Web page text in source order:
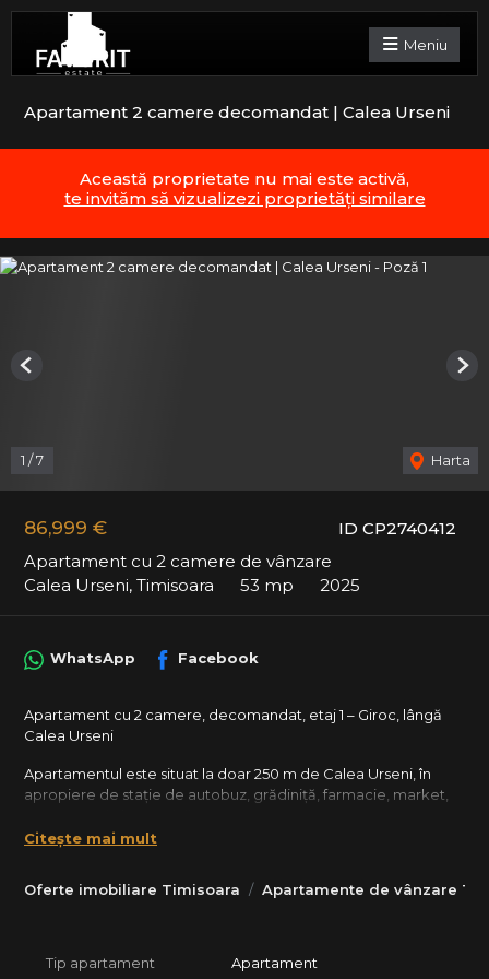
Meniu
Apartament 2 camere decomandat | Calea Urseni
Această proprietate nu mai este activă,
te invităm să vizualizezi proprietăți similare
ID CP2740412
86,999 €
Apartament cu 2 camere de vânzare
Calea Urseni, Timisoara
53 mp 2025
1 /7 Harta
Previous
Oferte imobiliare Timisoara Apartamente de vânzare
WhatsApp Facebook
Apartament cu 2 camere, decomandat, etaj 1 – Giroc, lângă
Calea Urseni
Apartamentul este situat la doar 250 m de Calea Urseni, în
apropiere de stație de autobuz, grădiniță, farmacie, market,
Detalii proprietate:
Etaj 1 din 3
Bloc nou, construcție 2024-2025
Citește mai mult
Tip apartament Apartament